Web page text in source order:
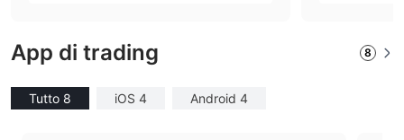
App di trading 8
Tutto 8 iOS 4 Android 4